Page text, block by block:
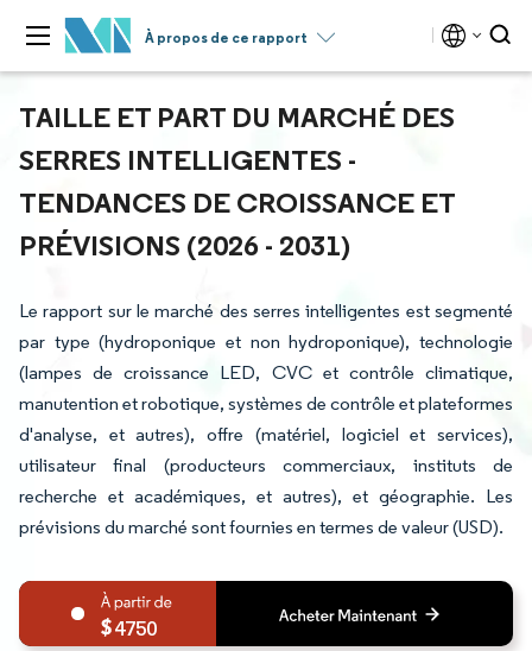
À propos de ce rapport
TAILLE ET PART DU MARCHÉ DES
SERRES INTELLIGENTES -
TENDANCES DE CROISSANCE ET
PRÉVISIONS (2026 - 2031)
Le rapport sur le marché des serres intelligentes est segmenté
par type (hydroponique et non hydroponique), technologie
(lampes de croissance LED, CVC et contrôle climatique,
manutention et robotique, systèmes de contrôle et plateformes
d'analyse, et autres), offre (matériel, logiciel et services),
utilisateur final (producteurs commerciaux, instituts de
recherche et académiques, et autres), et géographie. Les
prévisions du marché sont fournies en termes de valeur (USD).
4750